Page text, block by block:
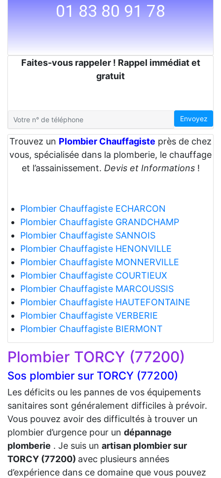
01 83 80 91 78
Faites-vous rappeler ! Rappel immédiat et
gratuit
Envoyez
Trouvez un Plombier Chauffagiste près de chez
vous, spécialisée dans la plomberie, le chauffage
et l’assainissement. Devis et Informations!
Plombier Chauffagiste ECHARCON
Plombier Chauffagiste GRANDCHAMP
Plombier Chauffagiste SANNOIS
Plombier Chauffagiste HENONVILLE
Plombier Chauffagiste MONNERVILLE
Plombier Chauffagiste COURTIEUX
Plombier Chauffagiste MARCOUSSIS
Plombier Chauffagiste HAUTEFONTAINE
Plombier Chauffagiste VERBERIE
Plombier Chauffagiste BIERMONT
Plombier TORCY (77200)
Sos plombier sur TORCY (77200)
Les déficits ou les pannes de vos équipements
sanitaires sont généralement difficiles à prévoir.
Vous pouvez avoir des difficultés à trouver un
plombier d’urgence pour un dépannage
plomberie . Je suis un artisan plombier sur
TORCY (77200) avec plusieurs années
d’expérience dans ce domaine que vous pouvez